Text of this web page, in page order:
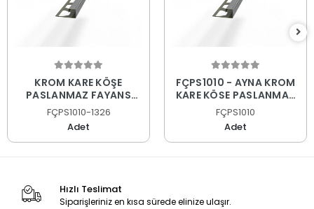
KROM KARE KÖŞE
PASLANMAZ FAYANS
PROFİLİ
FÇPS1010-1326
Adet
FÇPS1010 - AYNA KROM
KARE KÖŞE PASLANMAZ
FAYANS PROFİLİ
FÇPS1010
Adet
Hızlı Teslimat
Siparişleriniz en kısa sürede elinize ulaşır.